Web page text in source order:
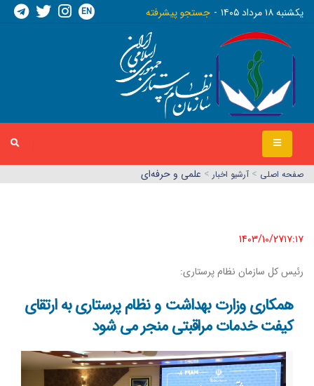
يکشنبه ١٨ مرداد ١٤٠٥ جستجو پیشرفته EN
صفحه اصلي > آرشیو اخبار > علمی و حرفه‌ای
1403/10/27١٧:١٧
رئیس کل سازمان نظام پرستاری:
همکاری وزارت بهداشت و نظام پرستاری به ارتقای
کیفت خدمات مراقبتی منجر می شود